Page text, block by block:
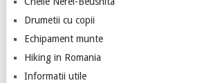
Drumetii cu copii
Echipament munte
Hiking in Romania
Informatii utile